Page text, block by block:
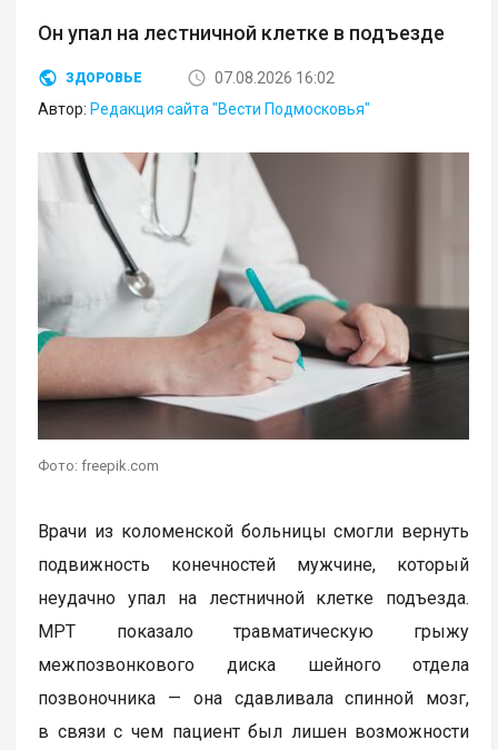
Он упал на лестничной клетке в подъезде
ЗДОРОВЬЕ
07.08.2026 16:02
Автор: Редакция сайта "Вести Подмосковья"
Фото: freepik.com
Врачи из коломенской больницы смогли вернуть
подвижность конечностей мужчине, который
неудачно упал на лестничной клетке подъезда.
МРТ показало травматическую грыжу
межпозвонкового диска шейного отдела
позвоночника — она сдавливала спинной мозг,
в связи с чем пациент был лишен возможности